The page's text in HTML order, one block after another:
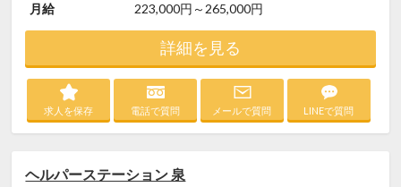
月給
223,000円～265,000円
詳細を見る
求人を保存 電話で質問 メールで質問 LINEで質問
ヘルパーステーション 泉